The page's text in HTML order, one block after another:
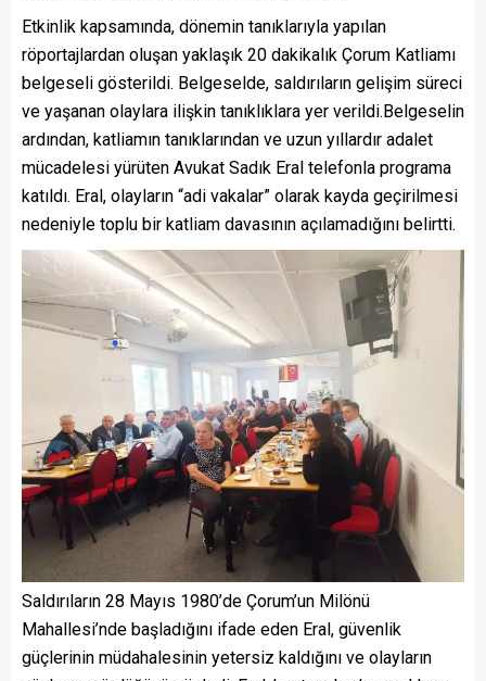
Etkinlik kapsamında, dönemin tanıklarıyla yapılan
röportajlardan oluşan yaklaşık 20 dakikalık Çorum Katliamı
belgeseli gösterildi. Belgeselde, saldırıların gelişim süreci
ve yaşanan olaylara ilişkin tanıklıklara yer verildi.Belgeselin
ardından, katliamın tanıklarından ve uzun yıllardır adalet
mücadelesi yürüten Avukat Sadık Eral telefonla programa
katıldı. Eral, olayların “adi vakalar” olarak kayda geçirilmesi
nedeniyle toplu bir katliam davasının açılamadığını belirtti.
Saldırıların 28 Mayıs 1980’de Çorum’un Milönü
Mahallesi’nde başladığını ifade eden Eral, güvenlik
güçlerinin müdahalesinin yetersiz kaldığını ve olayların